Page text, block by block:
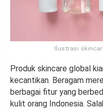
Ilustrasi
Produk skincare global
kecantikan. Beragam
berbagai fitur yang
kulit orang Indonesia.